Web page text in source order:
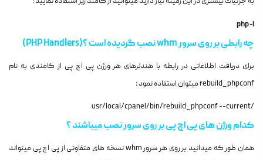
php -i
چه رابطی بر روی سرور whm نصب گردیده است ؟( PHP Handlers
)
برای دریافت اطلاعاتی در رابطه با هندلرهای هر ورژن پی اچ پی از کامندی به نام
rebuild_phpconf میتوان استفاده نمود :
/usr/local/cpanel/bin/rebuild_phpconf --current
کدام ورژن های پی اچ پی بر روی سرور نصب میباشند ؟
همان طور که میدانید بر روی هر سرور whm نسخه های متفاوتی از پی اچ پی میتواند